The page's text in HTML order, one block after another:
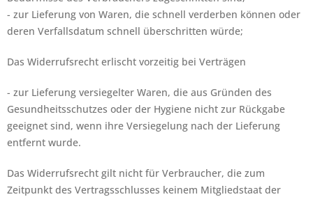
- zur Lieferung von Waren, die schnell verderben können oder
deren Verfallsdatum schnell überschritten würde;
Das Widerrufsrecht erlischt vorzeitig bei Verträgen
- zur Lieferung versiegelter Waren, die aus Gründen des
Gesundheitsschutzes oder der Hygiene nicht zur Rückgabe
geeignet sind, wenn ihre Versiegelung nach der Lieferung
entfernt wurde.
Das Widerrufsrecht gilt nicht für Verbraucher, die zum
Zeitpunkt des Vertragsschlusses keinem Mitgliedstaat der